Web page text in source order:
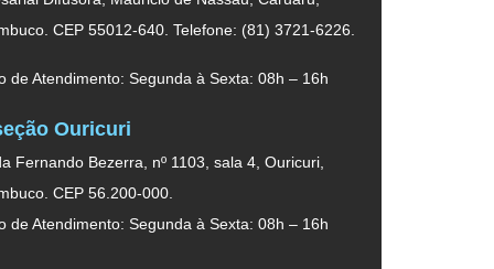
CEP 55012-640. Telefone: (81) 3721-6226.
de Atendimento: Segunda à Sexta: 08h – 16h
Ouricuri
Fernando Bezerra, nº 1103, sala 4, Ouricuri,
CEP 56.200-000.
de Atendimento: Segunda à Sexta: 08h – 16h